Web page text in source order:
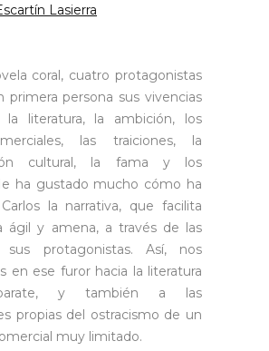
Lasierra
coral, cuatro protagonistas
primera persona sus vivencias
literatura, la ambición, los
las traiciones, la
cultural, la fama y los
ha gustado mucho cómo ha
la narrativa, que facilita
ágil y amena, a través de las
protagonistas. Así, nos
en ese furor hacia la literatura
y también a las
propias del ostracismo de un
muy limitado.